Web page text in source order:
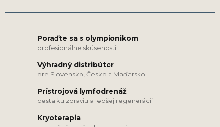
Poraďte sa s olympionikom
profesionálne skúsenosti
Výhradný distribútor
pre Slovensko, Česko a Maďarsko
Prístrojová lymfodrenáž
cesta ku zdraviu a lepšej regenerácii
Kryoterapia